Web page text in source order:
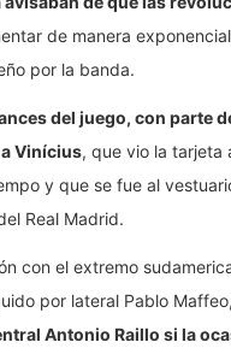
de manera
por la banda.
del juego, con parte
Vinícius, que vio la tarjeta
y que se fue al
Real Madrid.
con el extremo
por lateral Pablo Maffeo,
Antonio Raillo si la